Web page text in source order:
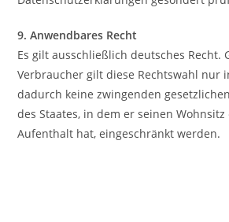
9. Anwendbares Recht
Es gilt ausschließlich deutsches Recht.
Verbraucher gilt diese Rechtswahl nur
dadurch keine zwingenden
des Staates, in dem er seinen
Aufenthalt hat, eingeschränkt werden.